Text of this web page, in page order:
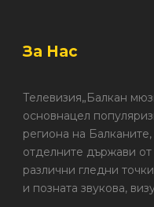
За Нас
Телевизия„Балкан
основнацел
региона на
отделните държави
различни гледни
и позната звукова,